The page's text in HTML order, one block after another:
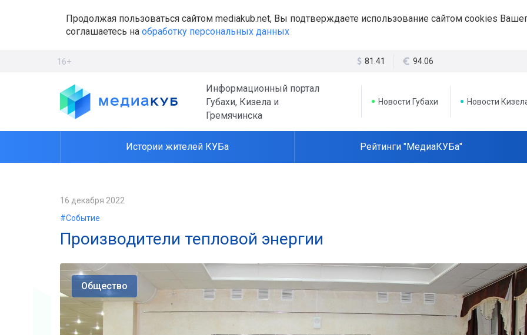
Продолжая пользоваться сайтом mediakub.net, Вы подтверждаете использование сайтом cookies
соглашаетесь на обработку персональных данных
16+ 81.41 94.06
Информационный портал
Губахи, Кизела и
Гремячинска
Новости Губахи Новости
Истории жителей КУБа Рейтинги "МедиаКУБа"
16 декабря 2022
#Событие
Производители тепловой энергии
Общество